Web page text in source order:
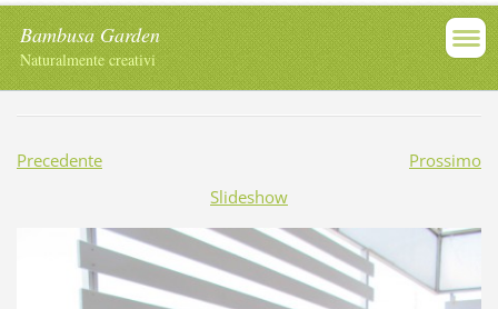
Bambusa Garden
Naturalmente creativi
Precedente
Prossimo
Slideshow